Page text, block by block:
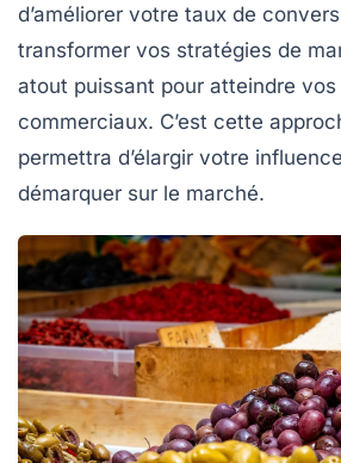
d’améliorer votre taux de
transformer vos stratégies de
atout puissant pour atteindre
commerciaux. C’est cette
permettra d’élargir votre
démarquer sur le marché.